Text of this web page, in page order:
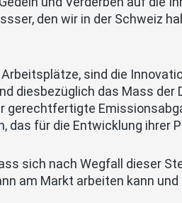
den wir in der Schweiz
sind die
diesbezüglich das Mass
gerechtfertigte
das für die Entwicklung ihrer
sich nach Wegfall dieser
am Markt arbeiten kann